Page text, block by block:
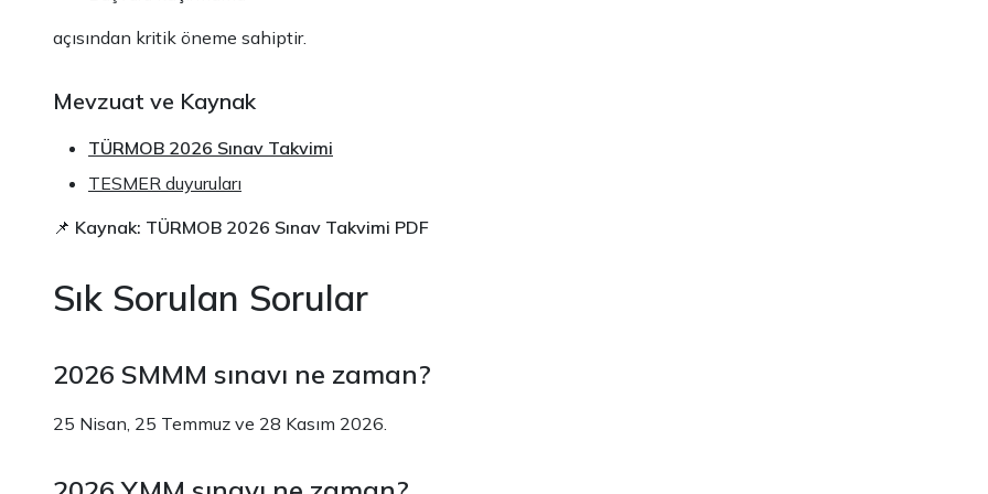
açısından kritik öneme sahiptir.
Mevzuat ve Kaynak
TÜRMOB 2026 Sınav Takvimi
TESMER duyuruları
📌 Kaynak: TÜRMOB 2026 Sınav Takvimi PDF
Sık Sorulan Sorular
2026 SMMM sınavı ne zaman?
25 Nisan, 25 Temmuz ve 28 Kasım 2026.